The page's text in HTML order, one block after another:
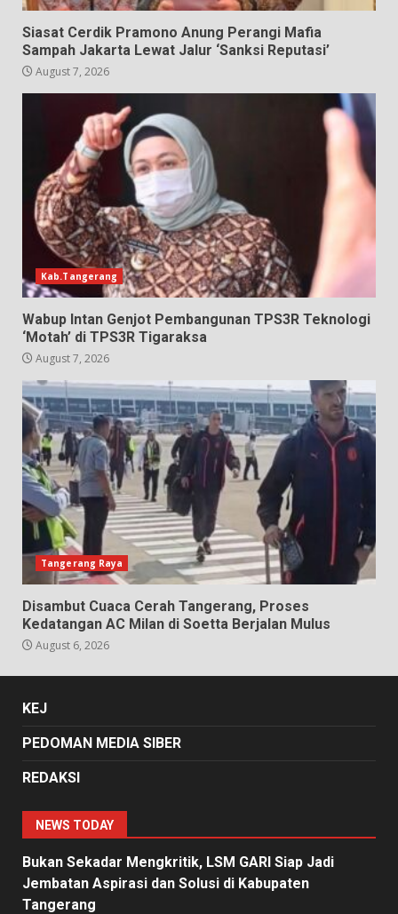
Siasat Cerdik Pramono Anung Perangi Mafia
Sampah Jakarta Lewat Jalur ‘Sanksi Reputasi’
August 7, 2026
Kab.Tangerang
Wabup Intan Genjot Pembangunan TPS3R Teknologi
‘Motah’ di TPS3R Tigaraksa
August 7, 2026
Tangerang Raya
Disambut Cuaca Cerah Tangerang, Proses
Kedatangan AC Milan di Soetta Berjalan Mulus
August 6, 2026
KEJ
PEDOMAN MEDIA SIBER
REDAKSI
NEWS TODAY
Bukan Sekadar Mengkritik, LSM GARI Siap Jadi
Jembatan Aspirasi dan Solusi di Kabupaten
Tangerang